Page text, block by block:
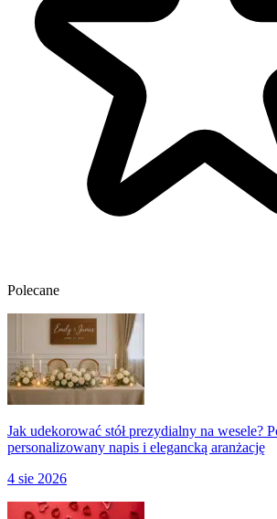
Polecane
Jak udekorować stół prezydialny na wesele?
personalizowany napis i elegancką aranżację
4 sie 2026